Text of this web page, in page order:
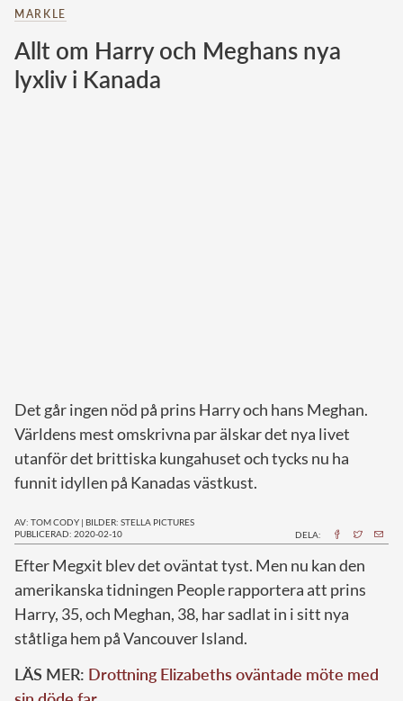
Norska kungahuset
Danska kungahuset
MARKLE
Allt om Harry och Meghans nya
lyxliv i Kanada
Det går ingen nöd på prins Harry och hans Meghan.
Världens mest omskrivna par älskar det nya livet
utanför det brittiska kungahuset och tycks nu ha
funnit idyllen på Kanadas västkust.
AV: TOM CODY | BILDER: STELLA PICTURES
PUBLICERAD: 2020-02-10
DELA:
Efter Megxit blev det oväntat tyst. Men nu kan den
amerikanska tidningen People rapportera att prins
Harry, 35, och Meghan, 38, har sadlat in i sitt nya
ståtliga hem på Vancouver Island.
LÄS MER: Drottning Elizabeths oväntade möte med